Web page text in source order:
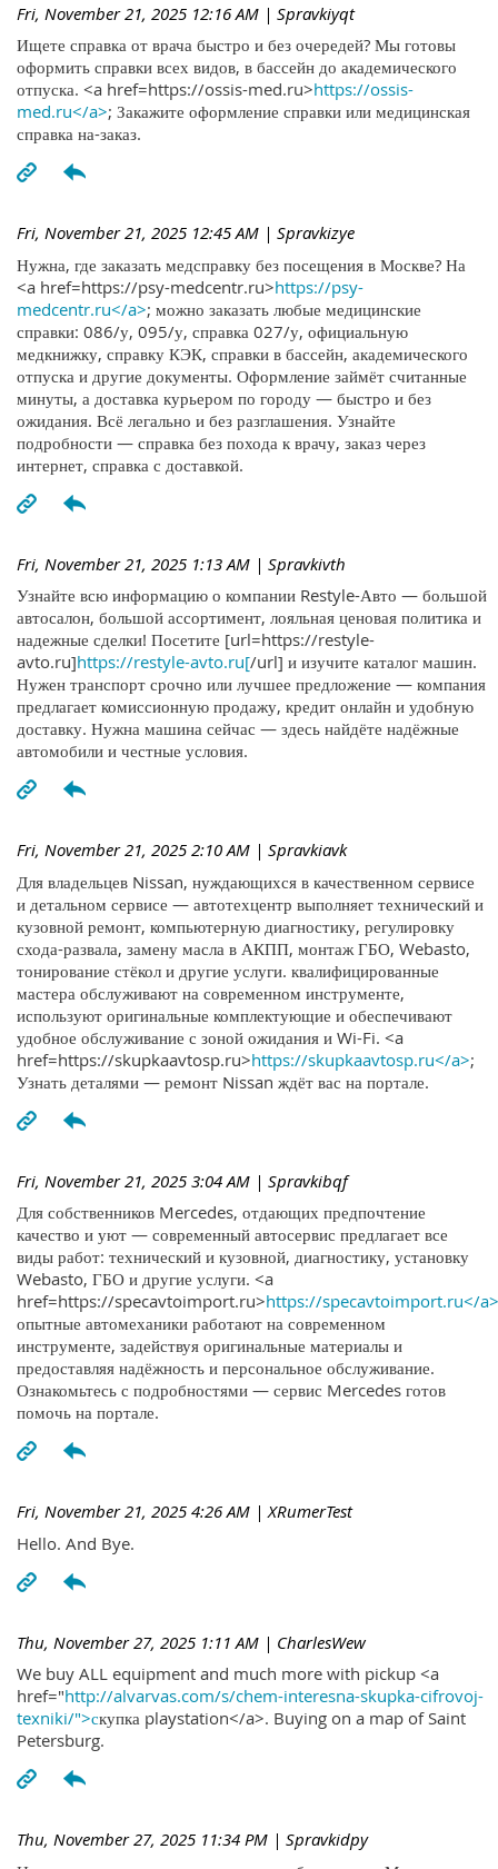
Fri, November 21, 2025 12:16 AM | Spravkiyqt
Ищете справка от врача быстро и без очередей? Мы готовы
оформить справки всех видов, в бассейн до академического
отпуска. <a href=https://ossis-med.ru>https://ossis-
med.ru</a>; Закажите оформление справки или медицинская
справка на-заказ.
Fri, November 21, 2025 12:45 AM | Spravkizye
Нужна, где заказать медсправку без посещения в Москве? На
<a href=https://psy-medcentr.ru>https://psy-
medcentr.ru</a>; можно заказать любые медицинские
справки: 086/у, 095/у, справка 027/у, официальную
медкнижку, справку КЭК, справки в бассейн, академического
отпуска и другие документы. Оформление займёт считанные
минуты, а доставка курьером по городу — быстро и без
ожидания. Всё легально и без разглашения. Узнайте
подробности — справка без похода к врачу, заказ через
интернет, справка с доставкой.
Fri, November 21, 2025 1:13 AM | Spravkivth
Узнайте всю информацию о компании Restyle-Авто — большой
автосалон, большой ассортимент, лояльная ценовая политика и
надежные сделки! Посетите [url=https://restyle-
avto.ru]https://restyle-avto.ru[/url] и изучите каталог машин.
Нужен транспорт срочно или лучшее предложение — компания
предлагает комиссионную продажу, кредит онлайн и удобную
доставку. Нужна машина сейчас — здесь найдёте надёжные
автомобили и честные условия.
Fri, November 21, 2025 2:10 AM | Spravkiavk
Для владельцев Nissan, нуждающихся в качественном сервисе
и детальном сервисе — автотехцентр выполняет технический и
кузовной ремонт, компьютерную диагностику, регулировку
схода-развала, замену масла в АКПП, монтаж ГБО, Webasto,
тонирование стёкол и другие услуги. квалифицированные
мастера обслуживают на современном инструменте,
используют оригинальные комплектующие и обеспечивают
удобное обслуживание с зоной ожидания и Wi-Fi. <a
href=https://skupkaavtosp.ru>https://skupkaavtosp.ru</a>;
Узнать деталями — ремонт Nissan ждёт вас на портале.
Fri, November 21, 2025 3:04 AM | Spravkibqf
Для собственников Mercedes, отдающих предпочтение
качество и уют — современный автосервис предлагает все
виды работ: технический и кузовной, диагностику, установку
Webasto, ГБО и другие услуги. <a
href=https://specavtoimport.ru>https://specavtoimport.ru</a>
опытные автомеханики работают на современном
инструменте, задействуя оригинальные материалы и
предоставляя надёжность и персональное обслуживание.
Ознакомьтесь с подробностями — сервис Mercedes готов
помочь на портале.
Fri, November 21, 2025 4:26 AM | XRumerTest
Hello. And Bye.
Thu, November 27, 2025 1:11 AM | CharlesWew
We buy ALL equipment and much more with pickup <a
href="http://alvarvas.com/s/chem-interesna-skupka-cifrovoj-
texniki/">скупка playstation</a>. Buying on a map of Saint
Petersburg.
Thu, November 27, 2025 11:34 PM | Spravkidpy